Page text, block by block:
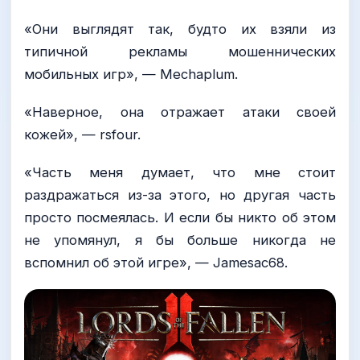
«Они выглядят так, будто их взяли из
типичной рекламы мошеннических
мобильных игр», — Mechaplum.
«Наверное, она отражает атаки своей
кожей», — rsfour.
«Часть меня думает, что мне стоит
раздражаться из-за этого, но другая часть
просто посмеялась. И если бы никто об этом
не упомянул, я бы больше никогда не
вспомнил об этой игре», — Jamesac68.